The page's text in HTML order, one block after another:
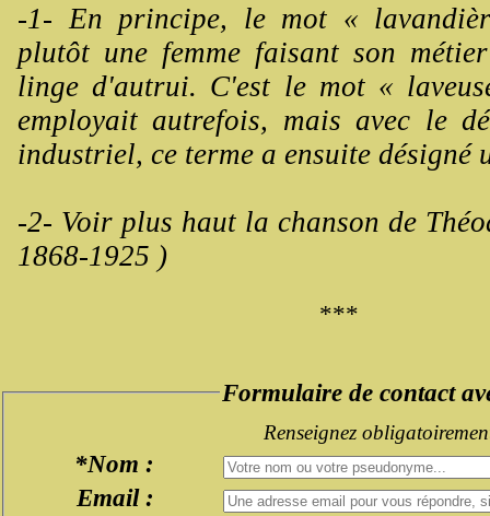
-1- En principe, le mot «
plutôt une femme faisant son
linge d'autrui. C'est le mot «
employait autrefois, mais avec le
industriel, ce terme a ensuite désigné
-2- Voir plus haut la chanson de
1868-1925 )
***
Formulaire de contact
Renseignez
*Nom :
Email :